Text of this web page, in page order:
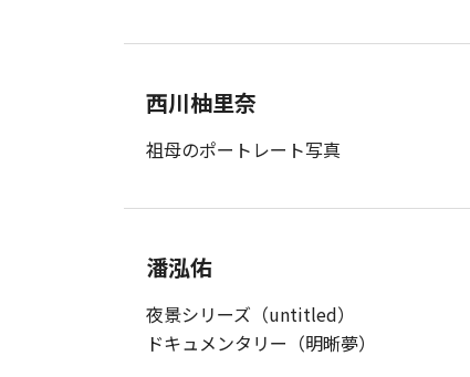
西川柚里奈
祖母のポートレート写真
潘泓佑
夜景シリーズ（untitled）
ドキュメンタリー（明晰夢）